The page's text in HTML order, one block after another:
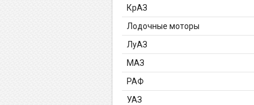
КрАЗ
Лодочные моторы
ЛуАЗ
МАЗ
РАФ
УАЗ